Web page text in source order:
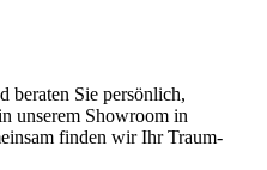
beraten Sie persönlich,
unserem Showroom in
finden wir Ihr Traum-